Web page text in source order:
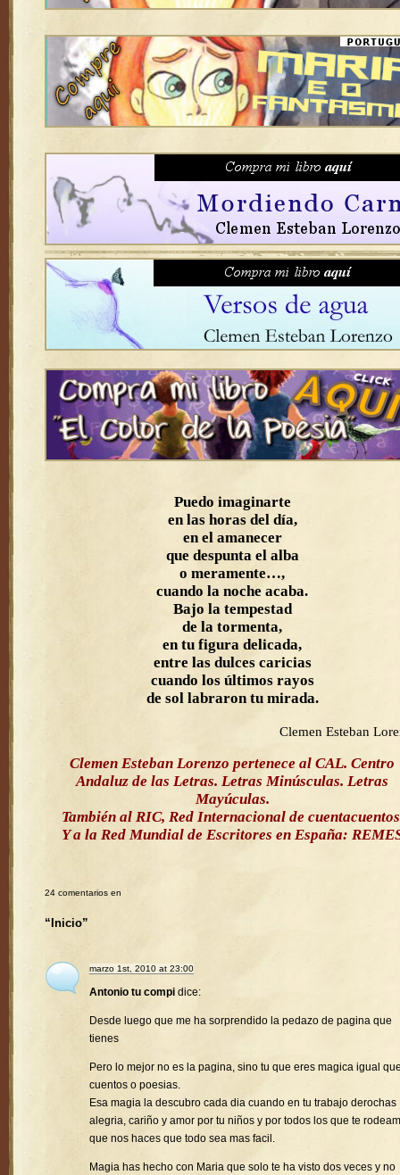
Puedo imaginarte
en las horas del día,
en el amanecer
que despunta el alba
o meramente…,
cuando la noche acaba.
Bajo la tempestad
de la tormenta,
en tu figura delicada,
entre las dulces caricias
cuando los últimos rayos
de sol labraron tu mirada.
Clemen Esteban
Clemen Esteban Lorenzo pertenece al CAL. Centro
Andaluz de las Letras. Letras Minúsculas. Letras
Mayúculas.
También al RIC, Red Internacional de
Y a la Red Mundial de Escritores en España:
24 comentarios en
“Inicio”
marzo 1st, 2010 at 23:00
Antonio tu compi dice:
Desde luego que me ha sorprendido la pedazo de pagina que
tienes
Pero lo mejor no es la pagina, sino tu que eres magica igual
cuentos o poesias.
Esa magia la descubro cada dia cuando en tu trabajo derochas
alegria, cariño y amor por tu niños y por todos los que te
que nos haces que todo sea mas facil.
Magia has hecho con Maria que solo te ha visto dos veces y no